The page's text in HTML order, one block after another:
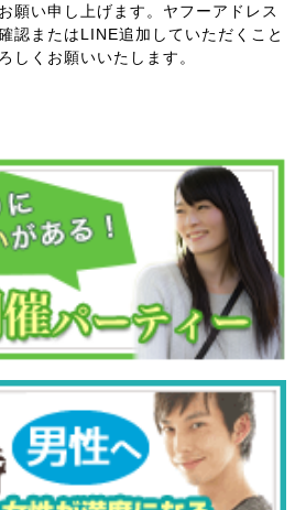
願い申し上げます。ヤフーアドレス
認またはLINE追加していただくこと
しくお願いいたします。